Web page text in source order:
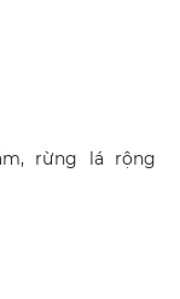
rừng lá rộng